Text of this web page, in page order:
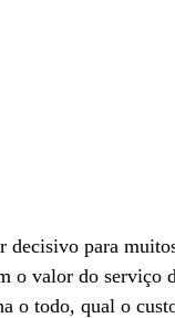
decisivo para
o valor do
o todo, qual o